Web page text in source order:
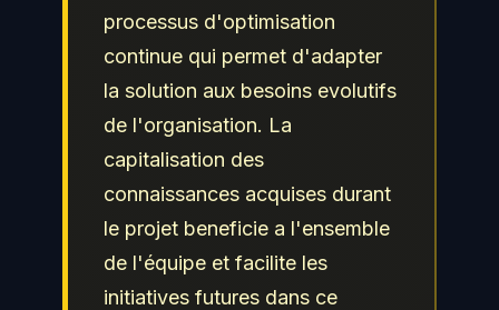
processus d'optimisation
continue qui permet d'adapter
la solution aux besoins evolutifs
de l'organisation. La
capitalisation des
connaissances acquises durant
le projet beneficie a l'ensemble
de l'équipe et facilite les
initiatives futures dans ce